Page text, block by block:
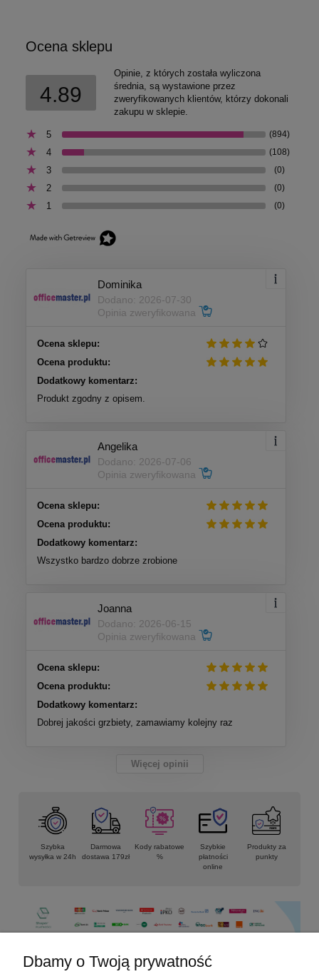
Ocena sklepu
4.89
Opinie, z których została wyliczona
średnia, są wystawione przez
zweryfikowanych klientów, którzy dokonali
zakupu w sklepie.
5 (894)
4 (108)
3 (0)
2 (0)
1 (0)
Dominika
Dodano: 2026-07-30
Opinia zweryfikowana
Ocena sklepu:
Ocena produktu:
Dodatkowy komentarz:
Produkt zgodny z opisem.
Angelika
Dodano: 2026-07-06
Opinia zweryfikowana
Ocena sklepu:
Ocena produktu:
Dodatkowy komentarz:
Wszystko bardzo dobrze zrobione
Joanna
Dodano: 2026-06-15
Opinia zweryfikowana
Ocena sklepu:
Ocena produktu:
Dodatkowy komentarz:
Dobrej jakości grzbiety, zamawiamy kolejny raz
Więcej opinii
Szybka
wysyłka w 24h
Darmowa
dostawa 179zł
Kody rabatowe
%
Szybkie
płatności
online
Produkty za
punkty
Dbamy o Twoją prywatność